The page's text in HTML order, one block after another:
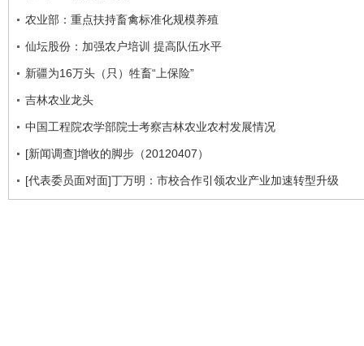
农业部：重点扶持畜禽标准化规模养殖
仙坛股份：加强农户培训 提高队伍水平
新疆为16万头（只）牲畜“上保险”
吉林农业龙头
中国工程院农学部院士考察吉林农业农村发展情况
[新闻调查]增收的脚步（20120407）
[代表委员面对面]丁万明：市校合作引领农业产业加速转型升级